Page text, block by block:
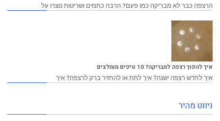
הרצפה כבר לא מבריקה כמו פעם? הרבה כתמים ושריטות נוצרו על
איך להפוך רצפה למבריקה? 10 טיפים מומלצים
איך לחדש רצפה ישנה? איך לתת או להחזיר ברק לרצפה? איך
ניווט מהיר